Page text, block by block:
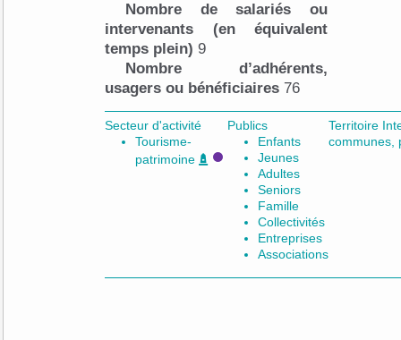
Nombre de salariés ou
intervenants (en équivalent
temps plein) 9
Nombre d’adhérents,
usagers ou bénéficiaires 76
Secteur d'activité
Tourisme-
patrimoine
Publics
Enfants
Jeunes
Adultes
Seniors
Famille
Collectivités
Entreprises
Associations
Territoire
communes,